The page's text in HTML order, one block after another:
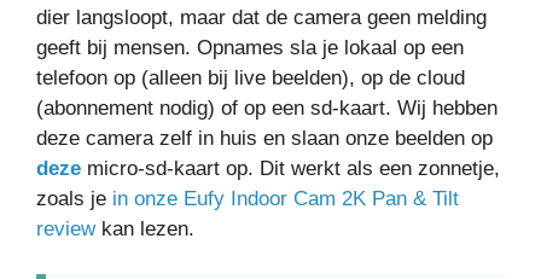
dier langsloopt, maar dat de camera geen melding
geeft bij mensen. Opnames sla je lokaal op een
telefoon op (alleen bij live beelden), op de cloud
(abonnement nodig) of op een sd-kaart. Wij hebben
deze camera zelf in huis en slaan onze beelden op
deze micro-sd-kaart op. Dit werkt als een zonnetje,
zoals je in onze Eufy Indoor Cam 2K Pan & Tilt
reviewkan lezen.